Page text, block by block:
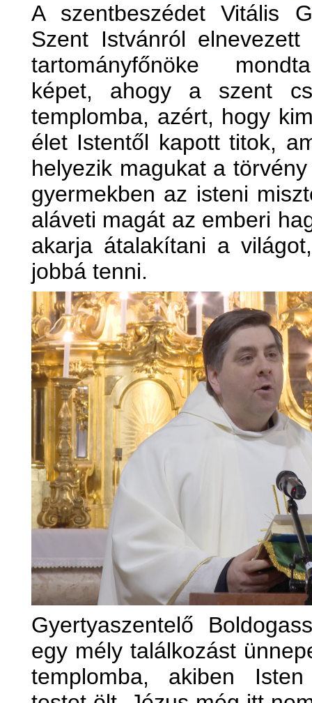
A szentbeszédet Vitális
Szent Istvánról
tartományfőnöke
képet, ahogy a szent
templomba, azért, hogy
élet Istentől kapott titok,
helyezik magukat a
gyermekben az isteni
aláveti magát az emberi
akarja átalakítani a
jobbá tenni.
Gyertyaszentelő
egy mély találkozást
templomba, akiben